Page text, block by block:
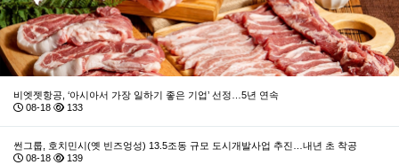
비엣젯항공, ‘아시아서 가장 일하기 좋은 기업’ 선정…5년 연속
08-18
133
썬그룹, 호치민시(옛 빈즈엉성) 13.5조동 규모 도시개발사업 추진…내년 초 착공
08-18
139